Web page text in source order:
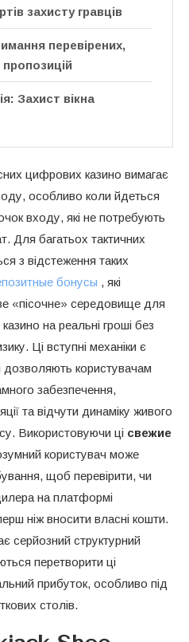
захисту гравців
перевірених,
Захист вікна
цифрових казино вимагає
особливо коли йдеться
входу, які не потребують
Для багатьох тактичних
з відстеження таких
бонусы , які
«пісочне» середовище для
на реальні гроші без
Ці вступні механіки є
дозволяють користувачам
забезпечення,
та відчути динаміку живого
Використовуючи ці свежие
користувач може
щоб перевірити, чи
на платформі
ніж вносити власні кошти.
серйозний структурний
перетворити ці
прибуток, особливо під
столів.